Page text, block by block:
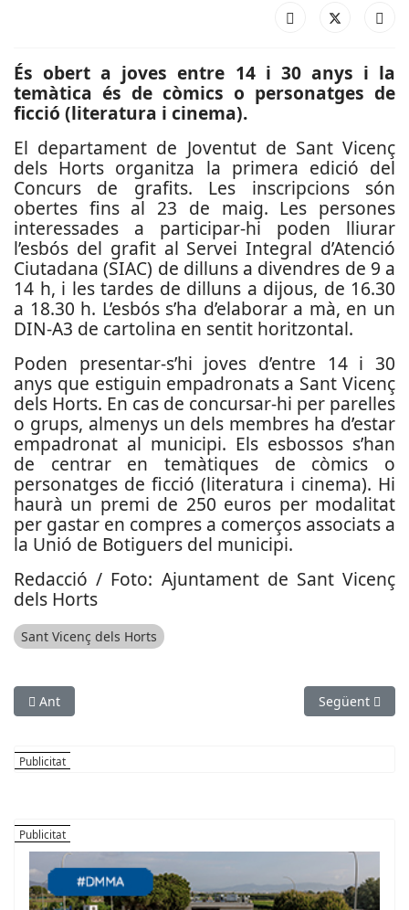
És obert a joves entre 14 i 30 anys i la
temàtica és de còmics o personatges de
ficció (literatura i cinema).
El departament de Joventut de Sant Vicenç
dels Horts organitza la primera edició del
Concurs de grafits. Les inscripcions són
obertes fins al 23 de maig. Les persones
interessades a participar-hi poden lliurar
l’esbós del grafit al Servei Integral d’Atenció
Ciutadana (SIAC) de dilluns a divendres de 9 a
14 h, i les tardes de dilluns a dijous, de 16.30
a 18.30 h. L’esbós s’ha d’elaborar a mà, en un
DIN-A3 de cartolina en sentit horitzontal.
Poden presentar-s’hi joves d’entre 14 i 30
anys que estiguin empadronats a Sant Vicenç
dels Horts. En cas de concursar-hi per parelles
o grups, almenys un dels membres ha d’estar
empadronat al municipi. Els esbossos s’han
de centrar en temàtiques de còmics o
personatges de ficció (literatura i cinema). Hi
haurà un premi de 250 euros per modalitat
per gastar en compres a comerços associats a
la Unió de Botiguers del municipi.
Redacció / Foto: Ajuntament de Sant Vicenç
dels Horts
Sant Vicenç dels Horts
Article anterior: Primer concert de l’Orquesta Simfònica de
Ant Article
Següent